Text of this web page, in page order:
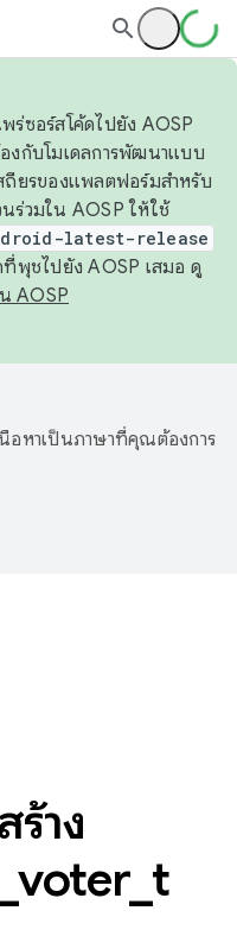
ร่ซอร์สโค้ดไปยัง AOSP
งกับโมเดลการพัฒนาแบบ
ถียรของแพลตฟอร์มสำหรับ
ร่วมใน AOSP ให้ใช้
latest-release
พุชไปยัง AOSP เสมอ ดู
AOSP
อหาเป็นภาษาที่คุณต้องการ
ร้าง
voter_ t